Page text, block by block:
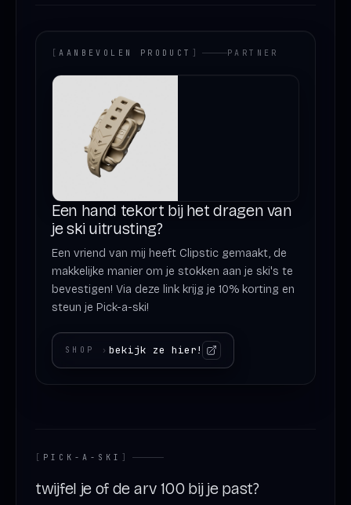
[AANBEVOLEN PRODUCT ] PARTNER
Een hand tekort bij het dragen van
je ski uitrusting?
Een vriend van mij heeft Clipstic gemaakt, de
makkelijke manier om je stokken aan je ski's te
bevestigen! Via deze link krijg je 10% korting en
steun je Pick-a-ski!
SHOP › bekijk ze hier!
[ PICK-A-SKI ]
twijfel je of de arv 100 bij je past?